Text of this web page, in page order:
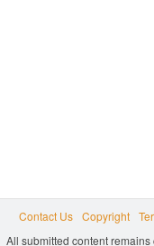
Contact Us Copyright
All submitted content